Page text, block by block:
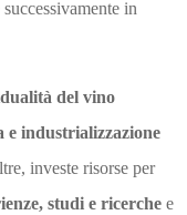
successivamente in
del vino
e industrializzazione
investe risorse per
studi e ricerche e